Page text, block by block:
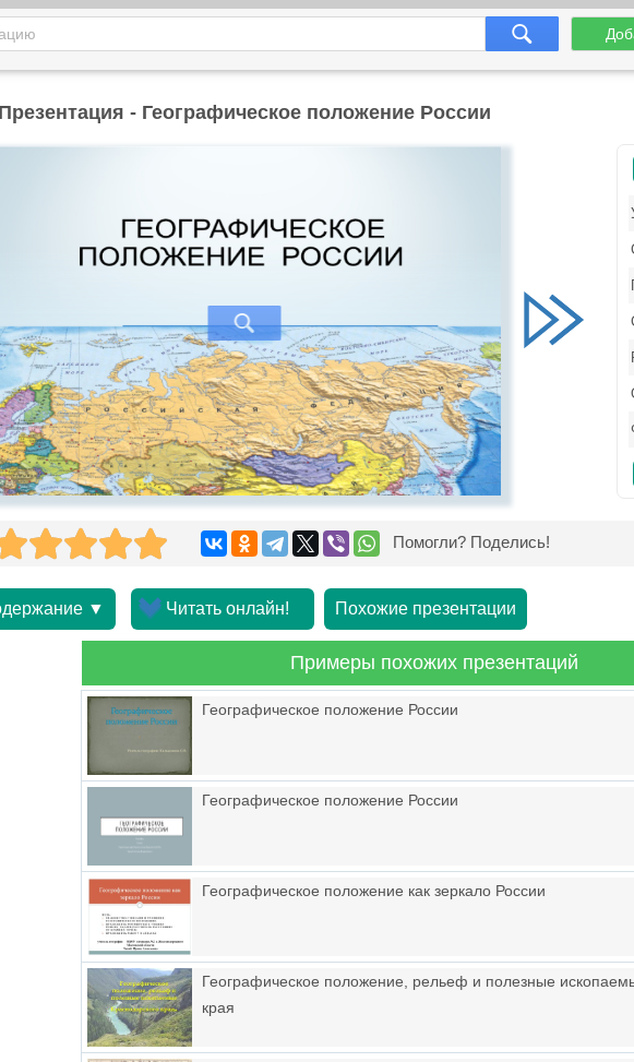
Презентация - Географическое положение России
Помогли? Поделись!
▼ Читать онлайн! Похожие презентации
Примеры похожих презентаций
Географическое положение России
Географическое положение России
Географическое положение как зеркало России
Географическое положение, рельеф и полезные
края